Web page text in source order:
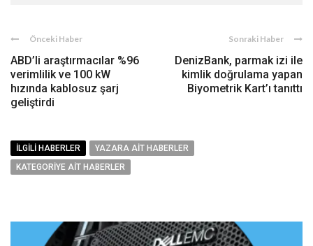
Önceki Haber
ABD’li araştırmacılar %96
verimlilik ve 100 kW
hızında kablosuz şarj
geliştirdi
Sonraki Haber
DenizBank, parmak izi ile
kimlik doğrulama yapan
Biyometrik Kart’ı tanıttı
İLGILI HABERLER
YAZARA AIT HABERLER
KATEGORIYE AIT HABERLER